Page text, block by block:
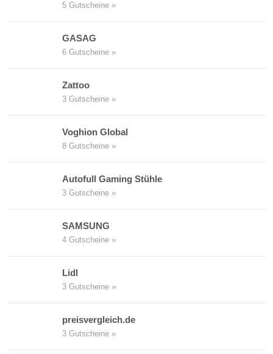
5 Gutscheine »
GASAG
6 Gutscheine »
Zattoo
3 Gutscheine »
Voghion Global
8 Gutscheine »
Autofull Gaming Stühle
3 Gutscheine »
SAMSUNG
4 Gutscheine »
Lidl
3 Gutscheine »
preisvergleich.de
3 Gutscheine »